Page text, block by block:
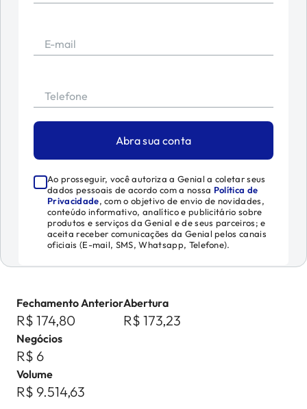
E-mail
Telefone
Abra sua conta
Ao prosseguir, você autoriza a Genial a coletar seus
dados pessoais de acordo com a nossa Política de
Privacidade, com o objetivo de envio de novidades,
conteúdo informativo, analítico e publicitário sobre
produtos e serviços da Genial e de seus parceiros; e
aceita receber comunicações da Genial pelos canais
oficiais (E-mail, SMS, Whatsapp, Telefone).
Fechamento Anterior
R$ 174,80
Abertura
R$ 173,23
Negócios
R$ 6
Volume
R$ 9.514,63